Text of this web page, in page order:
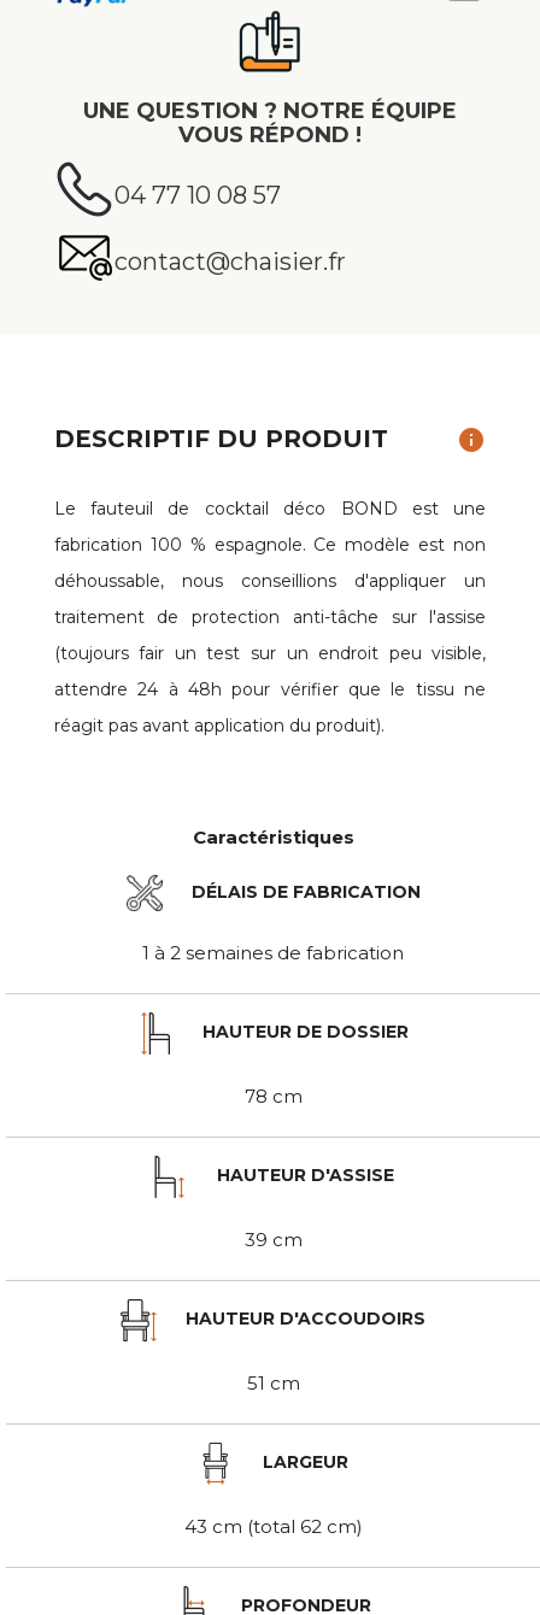
UNE QUESTION ? NOTRE ÉQUIPE
VOUS RÉPOND !
04 77 10 08 57
contact@chaisier.fr
DESCRIPTIF DU PRODUIT info
Le fauteuil de cocktail déco BOND est une
fabrication 100 % espagnole. Ce modèle est non
déhoussable, nous conseillions d'appliquer un
traitement de protection anti-tâche sur l'assise
(toujours fair un test sur un endroit peu visible,
attendre 24 à 48h pour vérifier que le tissu ne
réagit pas avant application du produit).
Caractéristiques
DÉLAIS DE FABRICATION
1 à 2 semaines de fabrication
HAUTEUR DE DOSSIER
78 cm
HAUTEUR D'ASSISE
39 cm
HAUTEUR D'ACCOUDOIRS
51 cm
LARGEUR
43 cm (total 62 cm)
PROFONDEUR